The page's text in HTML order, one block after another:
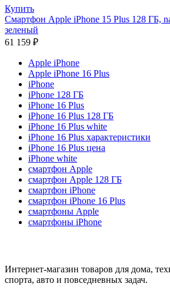
Купить
Смартфон Apple iPhone 15 Plus 128 ГБ,
зелeный
61 159 ₽
Apple iPhone
Apple iPhone 16 Plus
iPhone
iPhone 128 ГБ
iPhone 16 Plus
iPhone 16 Plus 128 ГБ
iPhone 16 Plus white
iPhone 16 Plus характеристики
iPhone 16 Plus цена
iPhone white
смартфон Apple
смартфон Apple 128 ГБ
смартфон iPhone
смартфон iPhone 16 Plus
смартфоны Apple
смартфоны iPhone
Интернет-магазин товаров для дома,
спорта, авто и повседневных задач.